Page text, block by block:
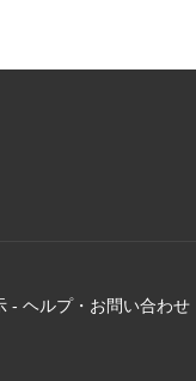
- ヘルプ・お問い合わせ